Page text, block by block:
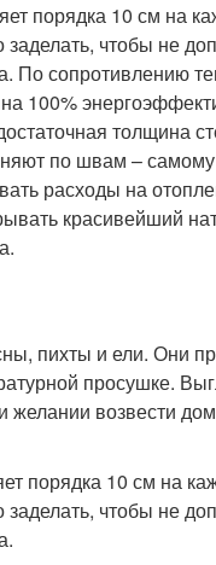
порядка 10 см на
чтобы не
По сопротивлению
на 100%
толщина
по швам – самому
расходы на
красивейший
пихты и ели. Они
просушке.
возвести
порядка 10 см на
чтобы не